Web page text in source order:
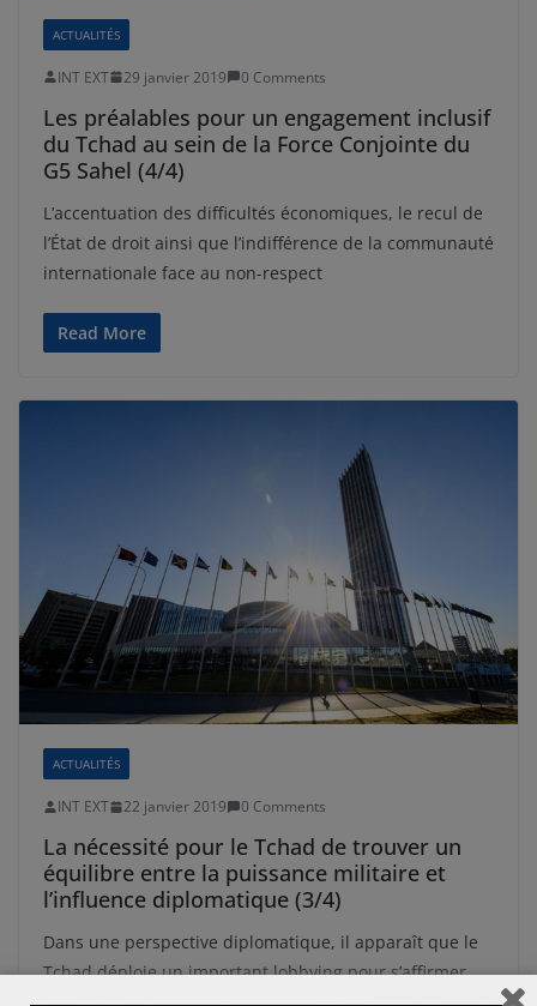
ACTUALITÉS
INT EXT 29 janvier 2019 0 Comments
Les préalables pour un engagement inclusif
du Tchad au sein de la Force Conjointe du
G5 Sahel (4/4)
L’accentuation des difficultés économiques, le recul de
l’État de droit ainsi que l’indifférence de la communauté
internationale face au non-respect
Read More
ACTUALITÉS
INT EXT 22 janvier 2019 0 Comments
La nécessité pour le Tchad de trouver un
équilibre entre la puissance militaire et
l’influence diplomatique (3/4)
Dans une perspective diplomatique, il apparaît que le
Tchad déploie un important lobbying pour s’affirmer,